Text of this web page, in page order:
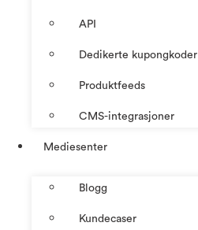
API
Dedikerte kupongkoder
Produktfeeds
CMS-integrasjoner
Mediesenter
Blogg
Kundecaser